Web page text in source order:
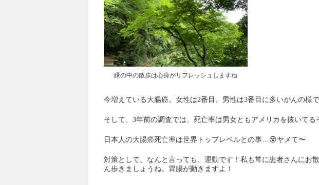
緑の中の散歩は心身がリフレッシュしますね
今増えている大腸癌。女性は2番目、男性は3番目に多いがんの様で
そして、 3年前の調査では、死亡率は男女ともアメリカを抜いてる
日本人の大腸癌死亡率は世界トップレベルとの事…😵ヤメて〜
対策として、なんと言っても、運動です！私も常に患者さんにお
ん歩きましょうね。胃腸が動きますよ！